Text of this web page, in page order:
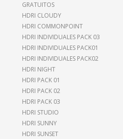
GRATUITOS
HDRI CLOUDY
HDRI COMMONPOINT
HDRI INDIVIDUALES PACK 03
HDRI INDIVIDUALES PACK01
HDRI INDIVIDUALES PACK02
HDRI NIGHT
HDRI PACK 01
HDRI PACK 02
HDRI PACK 03
HDRI STUDIO
HDRI SUNNY
HDRI SUNSET